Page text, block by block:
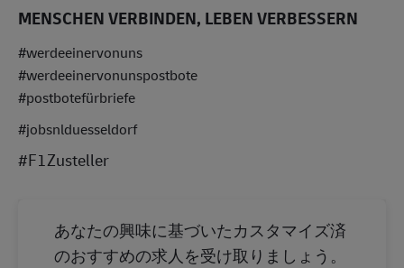
MENSCHEN VERBINDEN, LEBEN VERBESSERN
#werdeeinervonuns
#werdeeinervonunspostbote
#postbotefürbriefe
#jobsnlduesseldorf
#F1Zusteller
あなたの興味に基づいたカスタマイズ済
のおすすめの求人を受け取りましょう。